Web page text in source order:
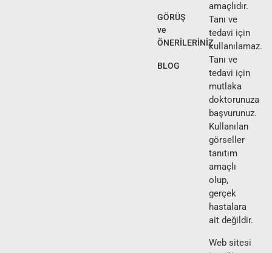
GÖRÜŞ
ve
ÖNERİLERİNİZ
BLOG
amaçlıdır.
Tanı ve
tedavi için
kullanılamaz.
Tanı ve
tedavi için
mutlaka
doktorunuza
başvurunuz.
Kullanılan
görseller
tanıtım
amaçlı
olup,
gerçek
hastalara
ait değildir.
Web sitesi